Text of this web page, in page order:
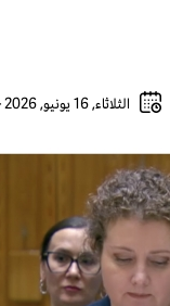
الثلاثاء, 16 يونيو, 2026 - 09:05 مساءً